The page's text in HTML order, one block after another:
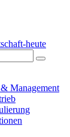
heute
Management